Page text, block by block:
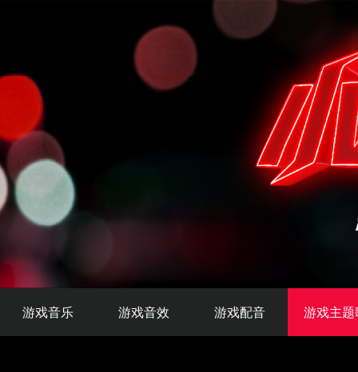
游戏音乐 游戏音效 游戏配音 游戏主题